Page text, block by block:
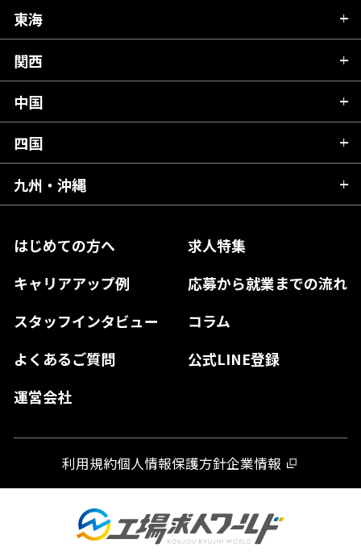
はじめての方へ
求人特集
キャリアアップ例
応募から就業までの流れ
スタッフインタビュー
コラム
よくあるご質問
公式LINE登録
運営会社
秋田県
岩手県
宮城県
福島県
栃木県
群馬県
千葉県
東京都
神奈川県
新潟県
富山県
石川県
山梨県
長野県
東海
岐阜県
静岡県
愛知県
関西
滋賀県
京都府
大阪府
奈良県
和歌山県
中国
広島県
岡山県
島根県
山口県
四国
愛媛県
高知県
徳島県
九州・沖縄
熊本県
宮崎県
鹿児島県
利用規約個人情報保護方針企業情報